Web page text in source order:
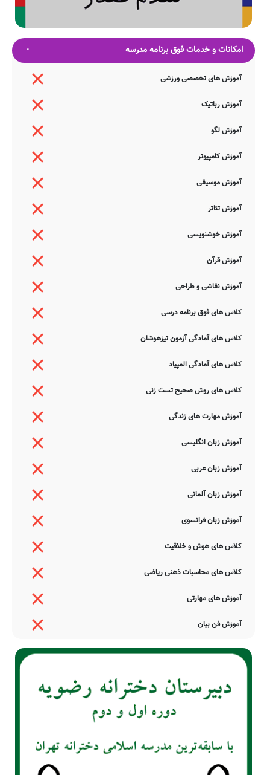
امکانات و خدمات فوق برنامه مدرسه
آموزش های تخصصی ورزشی
آموزش رباتیک
آموزش لگو
آموزش کامپیوتر
آموزش موسیقی
آموزش تئاتر
آموزش خوشنویسی
آموزش قرآن
آموزش نقاشی و طراحی
کلاس های فوق برنامه درسی
کلاس های آمادگی آزمون تیزهوشان
کلاس های آمادگی المپیاد
کلاس های روش صحیح تست زنی
آموزش مهارت های زندگی
آموزش زبان انگلیسی
آموزش زبان عربی
آموزش زبان آلمانی
آموزش زبان فرانسوی
کلاس های هوش و خلاقیت
کلاس های محاسبات ذهنی ریاضی
آموزش های مهارتی
آموزش فن بیان